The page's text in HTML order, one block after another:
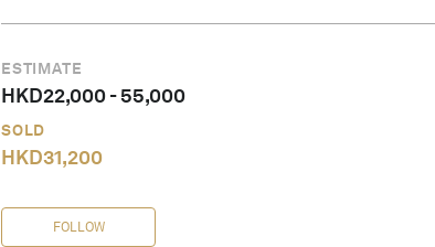
ESTIMATE
HKD22,000-55,000
SOLD
HKD31,200
FOLLOW